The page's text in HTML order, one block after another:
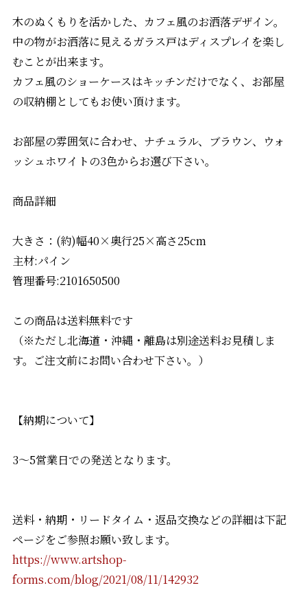
木のぬくもりを活かした、カフェ風のお洒落デザイン。
中の物がお洒落に見えるガラス戸はディスプレイを楽し
むことが出来ます。
カフェ風のショーケースはキッチンだけでなく、お部屋
の収納棚としてもお使い頂けます。
お部屋の雰囲気に合わせ、ナチュラル、ブラウン、ウォ
ッシュホワイトの3色からお選び下さい。
商品詳細
大きさ：(約)幅40×奥行25×高さ25cm
主材:パイン
管理番号:2101650500
この商品は送料無料です
（※ただし北海道・沖縄・離島は別途送料お見積しま
す。ご注文前にお問い合わせ下さい。）
【納期について】
3〜5営業日での発送となります。
送料・納期・リードタイム・返品交換などの詳細は下記
ページをご参照お願い致します。
https://www.artshop-
forms.com/blog/2021/08/11/142932